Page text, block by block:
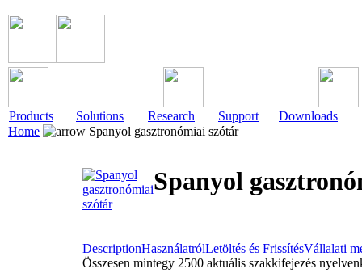
Products Solutions Research Support
Downloads
Home
Spanyol gasztronómiai szótár
Spanyol
DescriptionHasználatrólLetöltés és FrissítésVállalati
Összesen mintegy 2500 aktuális szakkifejezés